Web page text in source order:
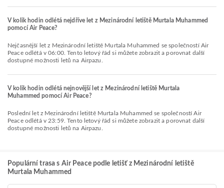
V kolik hodin odlétá nejdříve let z Mezinárodní letiště Murtala Muhammed
pomocí Air Peace?
Nejčasnější let z Mezinárodní letiště Murtala Muhammed se společností Air
Peace odlétá v 06:00. Tento letový řád si můžete zobrazit a porovnat další
dostupné možnosti letů na Airpazu.
V kolik hodin odlétá nejnovější let z Mezinárodní letiště Murtala
Muhammed pomocí Air Peace?
Poslední let z Mezinárodní letiště Murtala Muhammed se společností Air
Peace odlétá v 23:59. Tento letový řád si můžete zobrazit a porovnat další
dostupné možnosti letů na Airpazu.
Populární trasa s Air Peace podle letišť z Mezinárodní letiště
Murtala Muhammed